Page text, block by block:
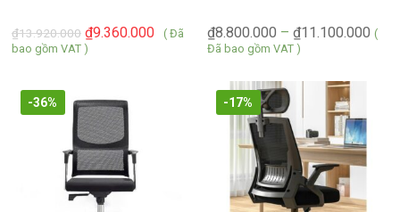
13.920.000
₫ 9.360.000
₫
( Đã
bao gồm VAT )
8.800.000
₫ – 11.100.000
₫
(
Đã bao gồm VAT )
-36% -17%